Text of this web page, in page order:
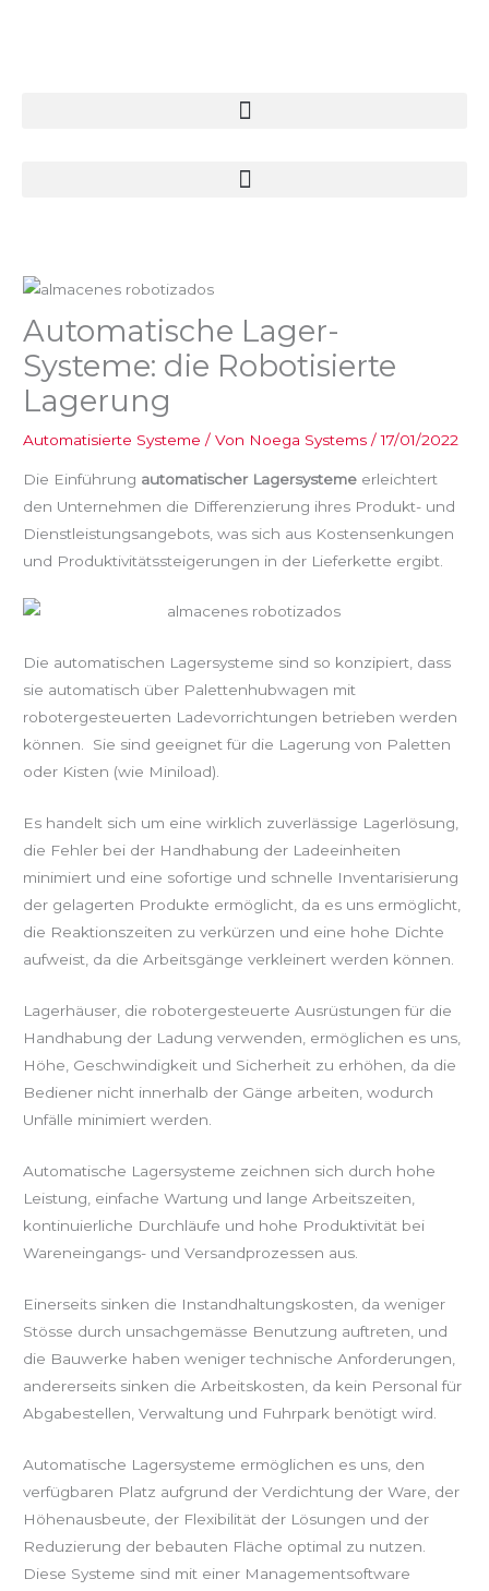
Automatische Lager-
Systeme: die Robotisierte
Lagerung
Automatisierte Systeme / Von Noega Systems/17/01/2022
Die Einführung automatischer Lagersysteme erleichtert
den Unternehmen die Differenzierung ihres Produkt- und
Dienstleistungsangebots, was sich aus Kostensenkungen
und Produktivitätssteigerungen in der Lieferkette ergibt.
Die automatischen Lagersysteme sind so konzipiert, dass
sie automatisch über Palettenhubwagen mit
robotergesteuerten Ladevorrichtungen betrieben werden
können. Sie sind geeignet für die Lagerung von Paletten
oder Kisten (wie Miniload).
Es handelt sich um eine wirklich zuverlässige Lagerlösung,
die Fehler bei der Handhabung der Ladeeinheiten
minimiert und eine sofortige und schnelle Inventarisierung
der gelagerten Produkte ermöglicht, da es uns ermöglicht,
die Reaktionszeiten zu verkürzen und eine hohe Dichte
aufweist, da die Arbeitsgänge verkleinert werden können.
Lagerhäuser, die robotergesteuerte Ausrüstungen für die
Handhabung der Ladung verwenden, ermöglichen es uns,
Höhe, Geschwindigkeit und Sicherheit zu erhöhen, da die
Bediener nicht innerhalb der Gänge arbeiten, wodurch
Unfälle minimiert werden.
Automatische Lagersysteme zeichnen sich durch hohe
Leistung, einfache Wartung und lange Arbeitszeiten,
kontinuierliche Durchläufe und hohe Produktivität bei
Wareneingangs- und Versandprozessen aus.
Einerseits sinken die Instandhaltungskosten, da weniger
Stösse durch unsachgemässe Benutzung auftreten, und
die Bauwerke haben weniger technische Anforderungen,
andererseits sinken die Arbeitskosten, da kein Personal für
Abgabestellen, Verwaltung und Fuhrpark benötigt wird.
Automatische Lagersysteme ermöglichen es uns, den
verfügbaren Platz aufgrund der Verdichtung der Ware, der
Höhenausbeute, der Flexibilität der Lösungen und der
Reduzierung der bebauten Fläche optimal zu nutzen.
Diese Systeme sind mit einer Managementsoftware